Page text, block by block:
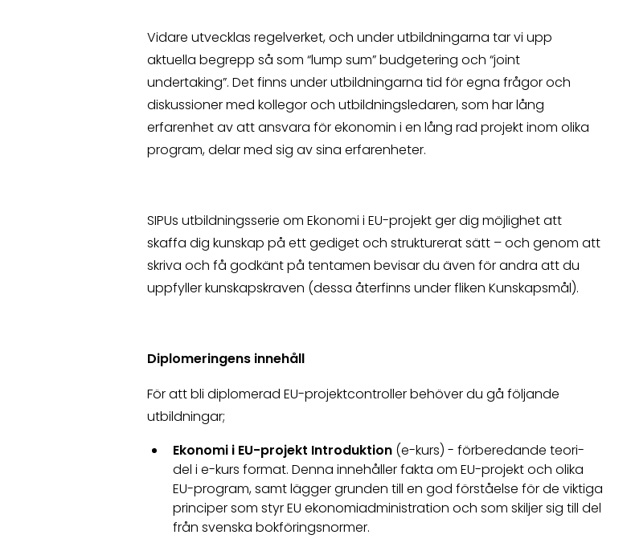
Vidare utvecklas regelverket, och under utbildningarna tar vi upp
aktuella begrepp så som “lump sum” budgetering och “joint
undertaking”. Det finns under utbildningarna tid för egna frågor och
diskussioner med kollegor och utbildningsledaren, som har lång
erfarenhet av att ansvara för ekonomin i en lång rad projekt inom olika
program, delar med sig av sina erfarenheter.
SIPUs utbildningsserie om Ekonomi i EU-projekt ger dig möjlighet att
skaffa dig kunskap på ett gediget och strukturerat sätt – och genom att
skriva och få godkänt på tentamen bevisar du även för andra att du
uppfyller kunskapskraven (dessa återfinns under fliken Kunskapsmål).
Diplomeringens innehåll
För att bli diplomerad EU-projektcontroller behöver du gå följande
utbildningar;
Ekonomi i EU-projekt Introduktion (e-kurs) - förberedande teori-
del i e-kurs format. Denna innehåller fakta om EU-projekt och olika
EU-program, samt lägger grunden till en god förståelse för de viktiga
principer som styr EU ekonomiadministration och som skiljer sig till del
från svenska bokföringsnormer.